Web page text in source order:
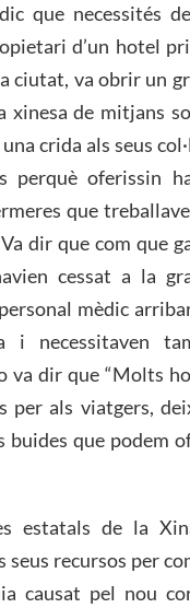
que necessités
d’un hotel
ciutat, va obrir un
xinesa de mitjans
crida als seus
perquè oferissin
que
dir que com que
cessat a la
mèdic
i necessitaven
va dir que “Molts
per als viatgers,
buides que podem
estatals de la
seus recursos per
causat pel nou